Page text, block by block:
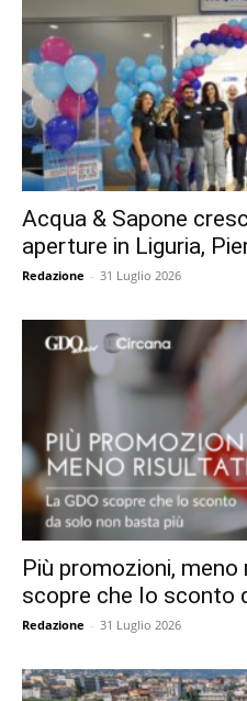
Acqua & Sapone
aperture in Liguria,
Redazione - 31 Luglio 2026
Più promozioni, meno
scopre che lo sconto
Redazione - 31 Luglio 2026